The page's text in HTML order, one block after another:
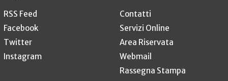
RSS Feed
Facebook
Twitter
Instagram
Contatti
Servizi Online
Area Riservata
Webmail
Rassegna Stampa